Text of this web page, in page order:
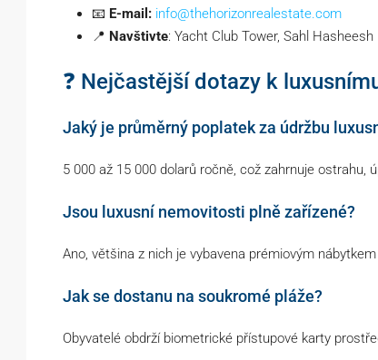
📧 E-mail: info@thehorizonrealestate.com
📍 Navštivte: Yacht Club Tower, Sahl Hasheesh
❓ Nejčastější dotazy k
Jaký je průměrný poplatek za údržbu
5 000 až 15 000 dolarů ročně, což zahrnuje ostrahu,
Jsou luxusní nemovitosti plně zařízené?
Ano, většina z nich je vybavena prémiovým
Jak se dostanu na soukromé pláže?
Obyvatelé obdrží biometrické přístupové karty